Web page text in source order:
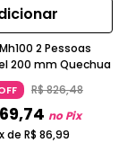
2 Pessoas
200 mm Quechua
R$826,48
,74 no Pix
de R$ 86,99